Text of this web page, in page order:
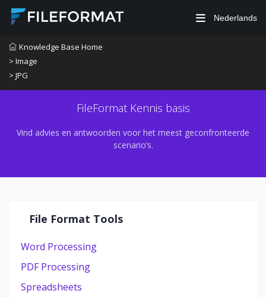
Nederlands
Knowledge Base Home
> Image
> JPG
FileFormat Kennis basis
Vind advies en antwoorden voor het meest geconfronteerde
scenario’s.
File Format Tools
Word Processing
PDF Processing
Spreadsheets